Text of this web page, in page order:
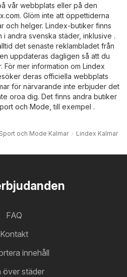
vår webbplats eller på den
. Glöm inte att öppettiderna
och helger. Lindex-butiker finns
i andra svenska städer, inklusive .
det senaste reklambladet från
uppdateras dagligen så att du
För mer information om Lindex
deras officiella webbplats
för närvarande inte erbjuder det
oroa dig. Det finns andra butiker
och Mode , till exempel .
Sport och Mode Kalmar Lindex Kalmar
FAQ
Kontakt
innehåll
över städer